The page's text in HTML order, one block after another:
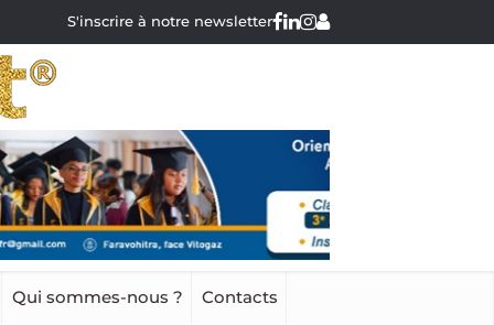
S'inscrire à notre newsletter
Qui sommes-nous ? Contacts